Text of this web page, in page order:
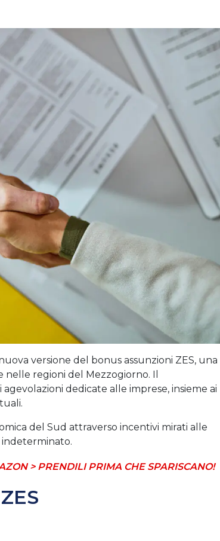
versione del bonus assunzioni ZES, una
nelle regioni del Mezzogiorno. Il
dedicate alle imprese, insieme ai
del Sud attraverso incentivi mirati alle
indeterminato.
> PRENDILI PRIMA CHE SPARISCANO!